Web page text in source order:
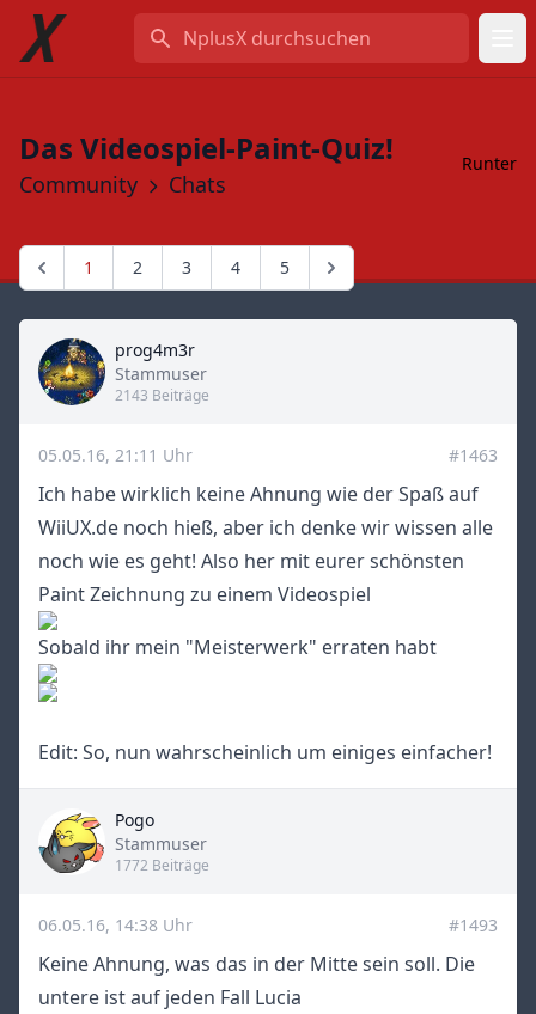
NplusX durchsuchen
Das Videospiel-Paint-Quiz!
Community Chats
Runter
1 2 3 4 5
prog4m3r
Title
Stammuser
2143 Beiträge
05.05.16, 21:11 Uhr #1463
Ich habe wirklich keine Ahnung wie der Spaß auf
WiiUX.de noch hieß, aber ich denke wir wissen alle
noch wie es geht! Also her mit eurer schönsten
Paint Zeichnung zu einem Videospiel
Sobald ihr mein "Meisterwerk" erraten habt
Edit: So, nun wahrscheinlich um einiges einfacher!
Pogo
Title
Stammuser
1772 Beiträge
06.05.16, 14:38 Uhr #1493
Keine Ahnung, was das in der Mitte sein soll. Die
untere ist auf jeden Fall Lucia